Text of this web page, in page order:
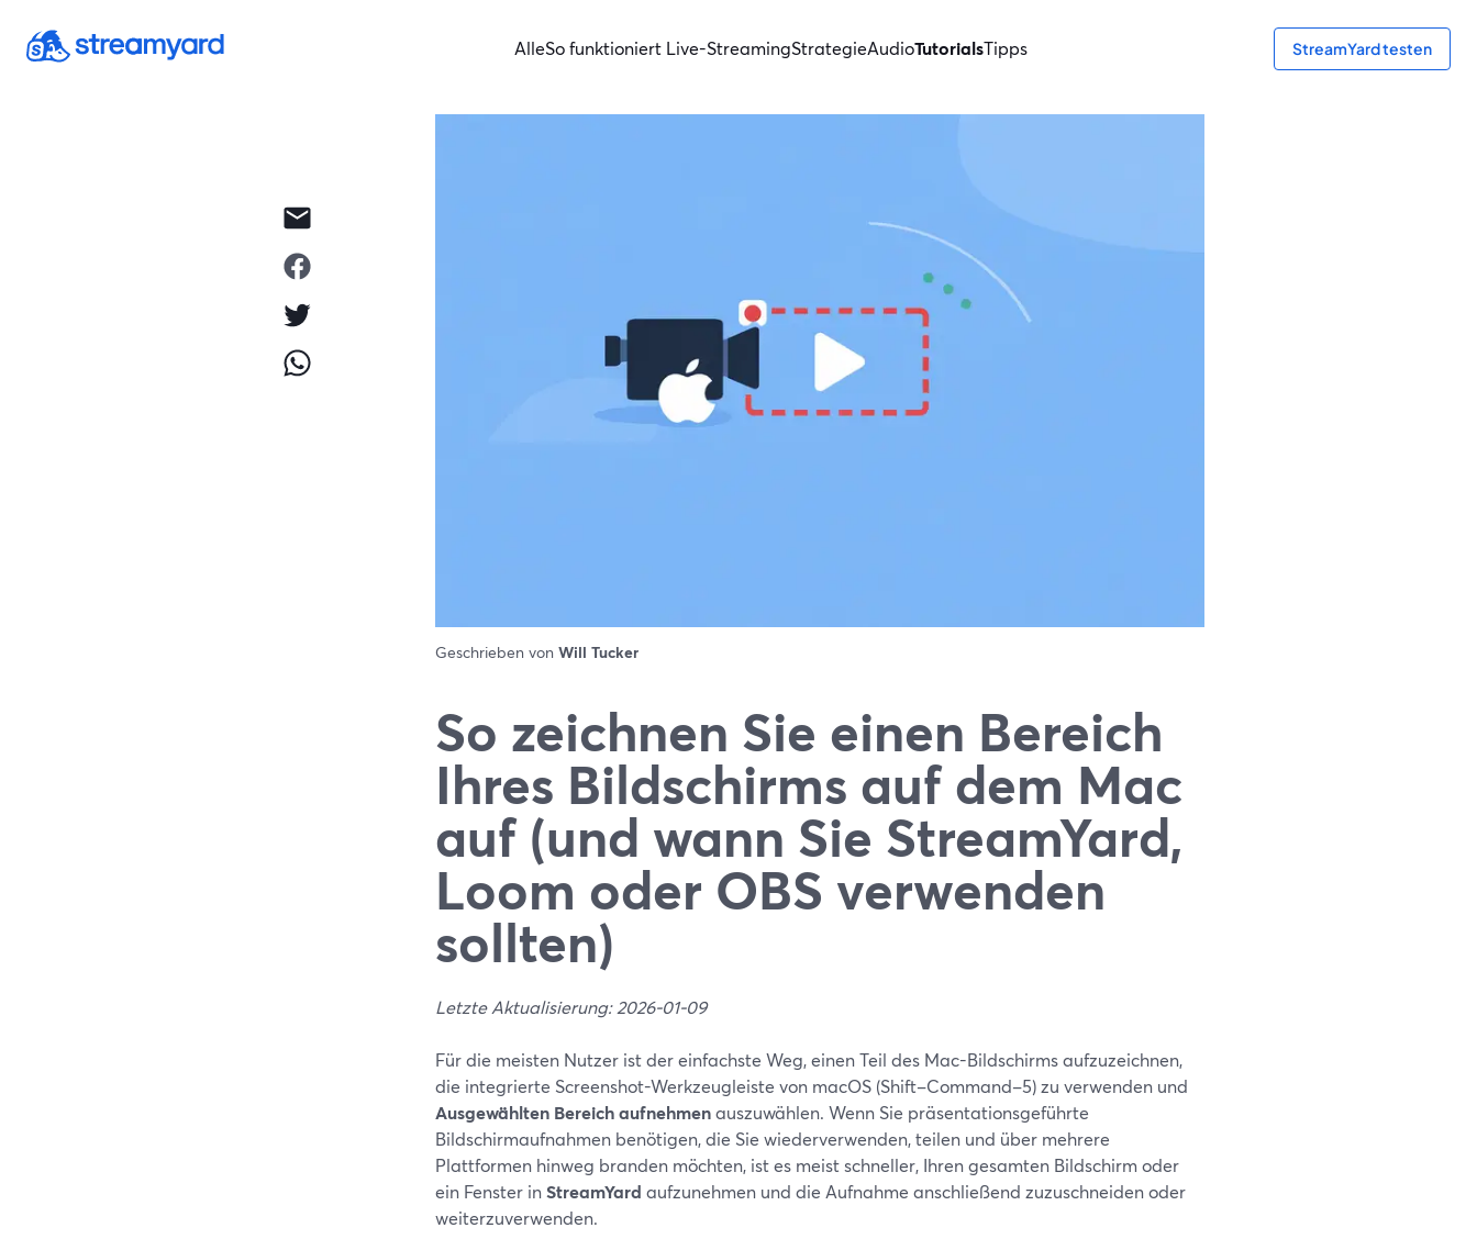
AlleSo funktioniert Live-StreamingStrategieAudioTutorialsTipps StreamYard testen
Geschrieben von Will Tucker
So zeichnen Sie einen Bereich
Ihres Bildschirms auf dem Mac
auf (und wann Sie StreamYard,
Loom oder OBS verwenden
sollten)
Letzte Aktualisierung: 2026-01-09
Für die meisten Nutzer ist der einfachste Weg, einen Teil des Mac-Bildschirms aufzuzeichnen,
die integrierte Screenshot-Werkzeugleiste von macOS (Shift–Command–5) zu verwenden und
Ausgewählten Bereich aufnehmenauszuwählen. Wenn Sie präsentationsgeführte
Bildschirmaufnahmen benötigen, die Sie wiederverwenden, teilen und über mehrere
Plattformen hinweg branden möchten, ist es meist schneller, Ihren gesamten Bildschirm oder
ein Fenster inStreamYard aufzunehmen und die Aufnahme anschließend zuzuschneiden oder
weiterzuverwenden.